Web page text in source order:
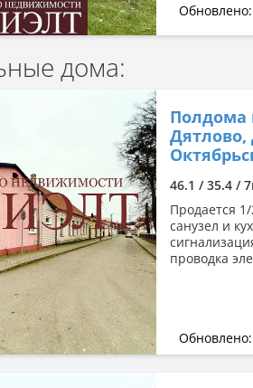
дома:
Полдома
Дятлово,
46.1 / 35.4 /
Продается
санузел и
проводка